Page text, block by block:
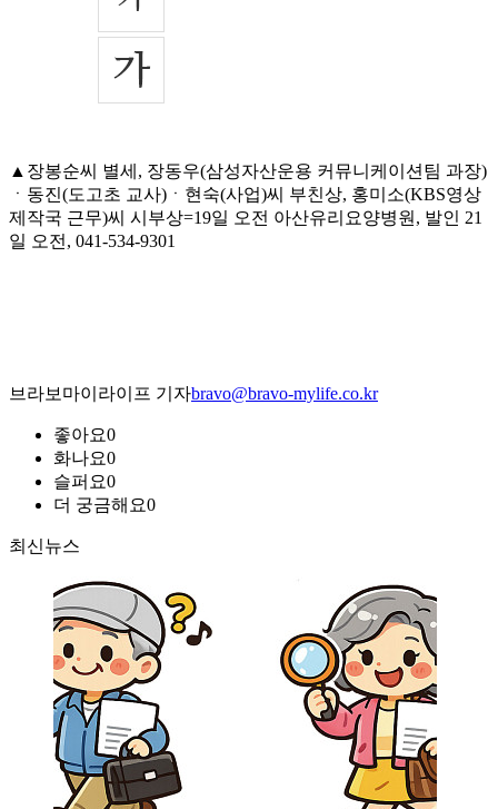
▲장봉순씨 별세, 장동우(삼성자산운용 커뮤니케이션팀 과장)
ㆍ동진(도고초 교사)ㆍ현숙(사업)씨 부친상, 홍미소(KBS영상
제작국 근무)씨 시부상=19일 오전 아산유리요양병원, 발인 21
일 오전, 041-534-9301
브라보마이라이프 기자bravo@bravo-mylife.co.kr
좋아요0
화나요0
슬퍼요0
더 궁금해요0
최신뉴스